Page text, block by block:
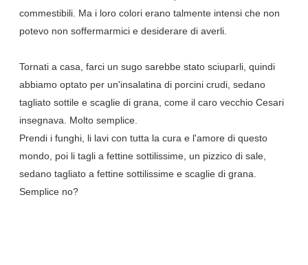
commestibili. Ma i loro colori erano talmente intensi che non
potevo non soffermarmici e desiderare di averli.
Tornati a casa, farci un sugo sarebbe stato sciuparli, quindi
abbiamo optato per un'insalatina di porcini crudi, sedano
tagliato sottile e scaglie di grana, come il caro vecchio Cesari
insegnava. Molto semplice.
Prendi i funghi, li lavi con tutta la cura e l'amore di questo
mondo, poi li tagli a fettine sottilissime, un pizzico di sale,
sedano tagliato a fettine sottilissime e scaglie di grana.
Semplice no?